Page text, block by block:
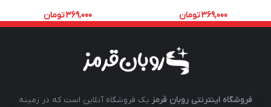
369,000تومان 369,000تومان
فروشگاه اینترنتی روبان قرمز یک فروشگاه آنلاین است که در زمینه